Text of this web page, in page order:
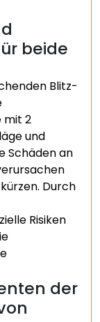
beide
Blitz-
mit 2
und
Schäden an
Durch
Risiken
der